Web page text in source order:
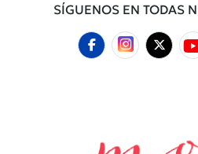
SÍGUENOS EN TODAS